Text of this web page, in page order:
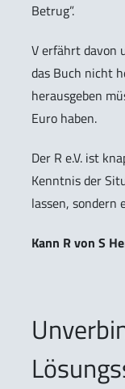
Betrug”.
V erfährt davon
das Buch nicht
herausgeben
Euro haben.
Der R e.V. ist
Kenntnis der
lassen, sondern
Kann R von S